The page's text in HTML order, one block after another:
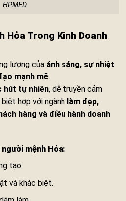
HPMED
Hỏa Trong Kinh Doanh
lượng của ánh sáng, sự nhiệt
mạnh mẽ.
hút tự nhiên, dễ truyền cảm
hợp với ngành làm đẹp,
hàng và điều hành doanh
mệnh Hỏa:
tạo.
và khác biệt.